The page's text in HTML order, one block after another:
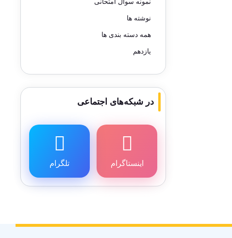
نمونه سوال امتحانی
نوشته ها
همه دسته بندی ها
یازدهم
در شبکه‌های اجتماعی
اینستاگرام تلگرام